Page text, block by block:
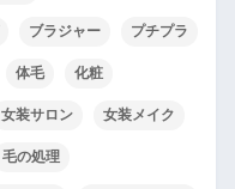
ブラジャー プチプラ
体毛 化粧
女装サロン 女装メイク
毛の処理